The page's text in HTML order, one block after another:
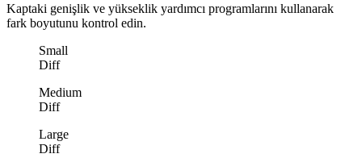
Kaptaki genişlik ve yükseklik yardımcı programlarını kullanarak
fark boyutunu kontrol edin.
Small
Diff
Medium
Diff
Large
Diff